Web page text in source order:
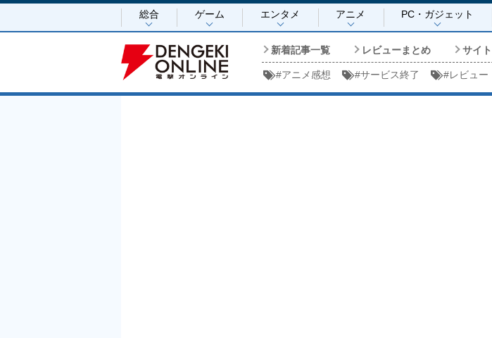
総合 ゲーム エンタメ アニメ PC・ガジェット
新着記事一覧 レビューまとめ サイ
#アニメ感想 #サービス終了 #レビュー